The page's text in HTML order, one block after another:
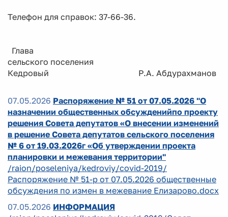
Телефон для справок: 37-66-36.
Глава
сельского поселения
Кедровый Р.А. Абдурахманов
07.05.2026 Распоряжение № 51 от 07.05.2026 "О
назначении общественных обсужденийпо проекту
решения Совета депутатов «О внесении изменений
в решение Совета депутатов сельского поселения
№ 6 от 19.03.2026г «Об утверждении проекта
планировки и межевания территории"
/raion/poseleniya/kedroviy/covid-2019/
Распоряжение № 51-р от 07.05.2026 общественные
обсуждения по измен в межевание Елизарово.docx
07.05.2026 ИНФОРМАЦИЯ